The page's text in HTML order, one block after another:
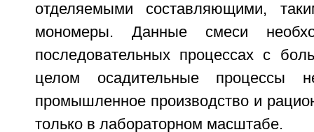
отделяемыми составляющими,
мономеры. Данные смеси
последовательных процессах с
целом осадительные процессы
промышленное производство и
только в лабораторном масштабе.